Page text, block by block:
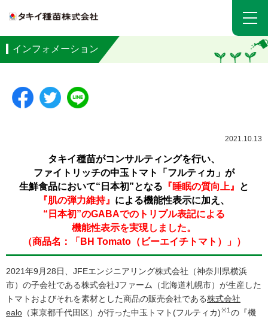
インフォメーション
2021.10.13
タキイ種苗がコンサルティングを行い、
ファイトリッチの中玉トマト「フルティカ」が
生鮮食品において“日本初”となる 『睡眠の質向上』
と
『肌の弾力維持』 による機能性表示に加え、
“日本初”のGABAでのトリプル表記による
機能性表示を実現しました。
（商品名：「BH Tomato（ビーエイチトマト）」）
2021年9月28日、JFEエンジニアリング株式会社（神奈川県横浜
市）の子会社である株式会社Jファーム（北海道札幌市）が生産した
トマトおよびそれを素材とした商品の販売会社である株式会社
ealo （東京都千代田区）が行った中玉トマト(フルティカ)※1 の『機